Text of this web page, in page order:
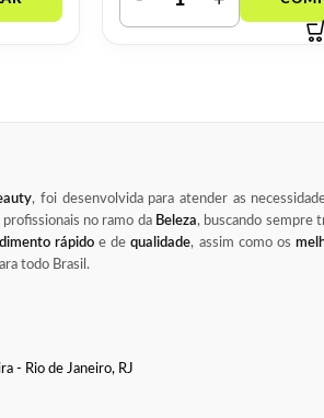
, foi desenvolvida para atender as
no ramo da Beleza, buscando sempre
rápido e dequalidade, assim como os
todo Brasil.
- Rio de Janeiro, RJ